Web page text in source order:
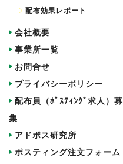
配布効果レポート
会社概要
事業所一覧
お問合せ
プライバシーポリシー
配布員（ﾎﾟｽﾃｨﾝｸﾞ求人）募
集
アドポス研究所
ポスティング注文フォーム